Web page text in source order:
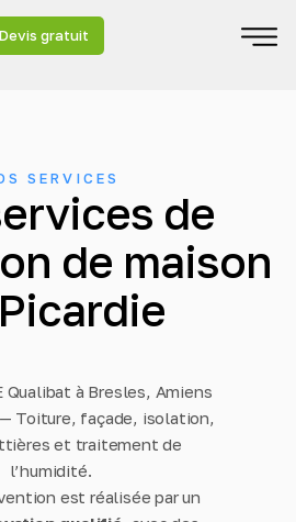
Devis gratuit
SERVICES
de
de maison
Qualibat à Bresles, Amiens
Toiture, façade, isolation,
et traitement de
l’humidité.
est réalisée par un